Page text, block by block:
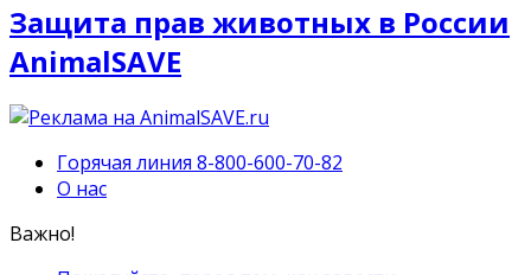
Защита прав животных в России
AnimalSAVE
Горячая линия 8-800-600-70-82
О нас
Важно!